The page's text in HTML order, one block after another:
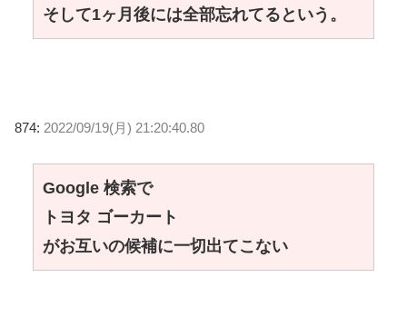
そして1ヶ月後には全部忘れてるという。
874: 2022/09/19(月) 21:20:40.80
Google 検索で
トヨタ ゴーカート
がお互いの候補に一切出てこない